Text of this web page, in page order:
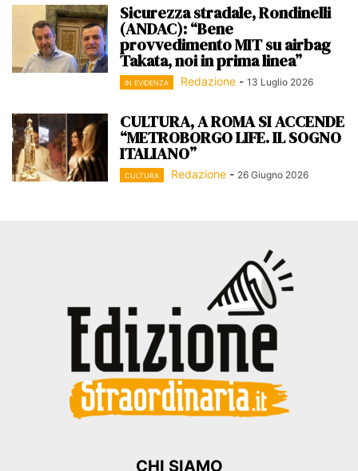
Sicurezza stradale, Rondinelli
(ANDAC): “Bene
provvedimento MIT su airbag
Takata, noi in prima linea”
IN EVIDENZA Redazione - 13 Luglio 2026
CULTURA, A ROMA SI ACCENDE
“METROBORGO LIFE. IL SOGNO
ITALIANO”
CULTURA Redazione - 26 Giugno 2026
CHI SIAMO